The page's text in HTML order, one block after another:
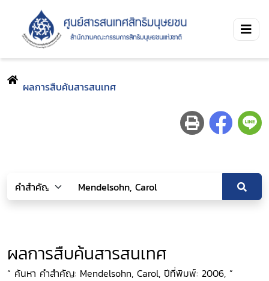
ผลการสืบค้นสารสนเทศ
ผลการสืบค้นสารสนเทศ
“ ค้นหา คำสำคัญ: Mendelsohn, Carol, ปีที่พิมพ์: 2006, ”